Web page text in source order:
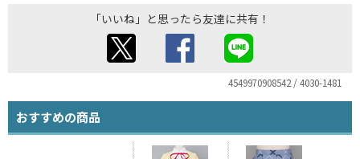
「いいね」と思ったら友達に共有！
4549970908542 / 4030-1481
おすすめの商品